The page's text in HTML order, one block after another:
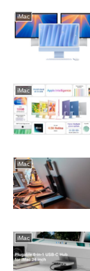
iMac
iMac
iMac
iMac